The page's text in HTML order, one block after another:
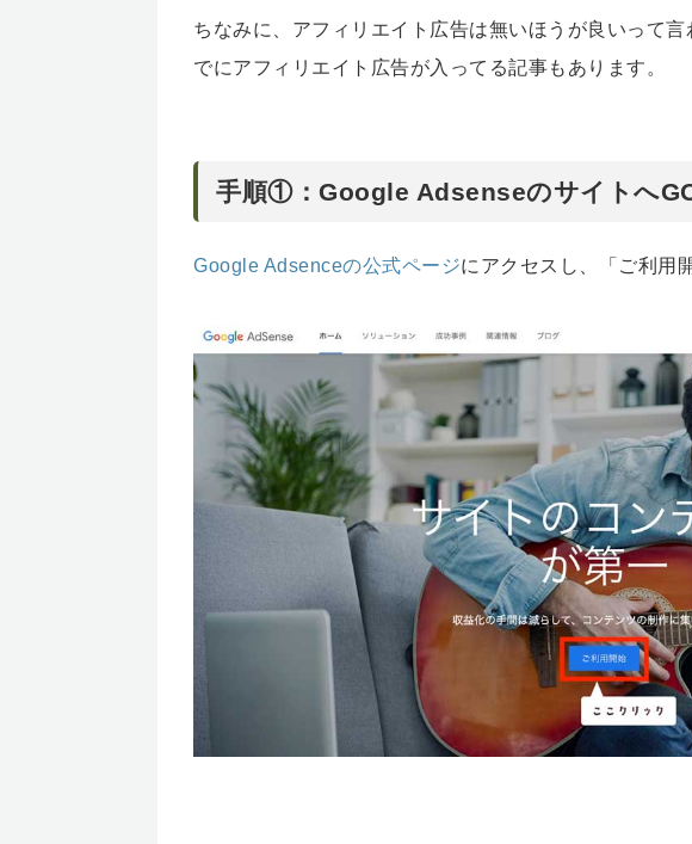
ちなみに、アフィリエイト広告は無いほうが良いって
でにアフィリエイト広告が入ってる記事もあります。
手順①：Google Adsenseのサイトへ
Google Adsenceの公式ページにアクセスし、「ご利用